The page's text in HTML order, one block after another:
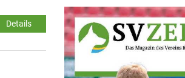
Details